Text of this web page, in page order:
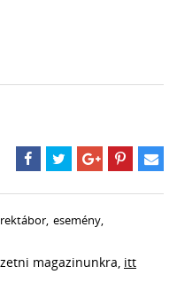
, esemény,
magazinunkra, itt